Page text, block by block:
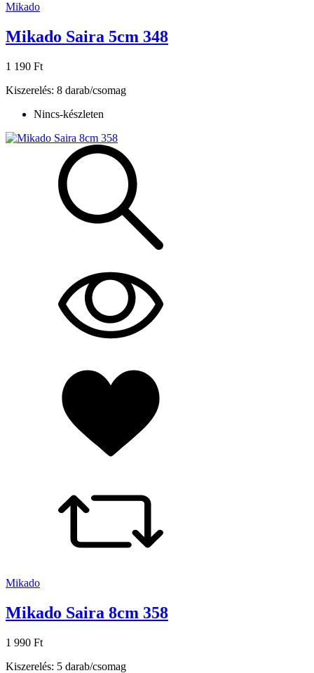
Mikado
Mikado Saira 5cm 348
1 190 Ft
Kiszerelés: 8 darab/csomag
Nincs-készleten
Mikado
Mikado Saira 8cm 358
1 990 Ft
Kiszerelés: 5 darab/csomag